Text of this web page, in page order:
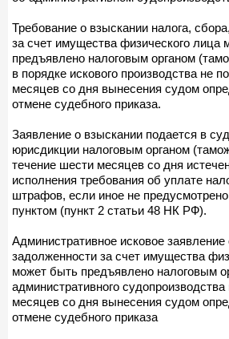
Требование о взыскании налога,
за счет имущества физического лица
предъявлено налоговым органом
в порядке искового производства не
месяцев со дня вынесения судом
отмене судебного приказа.
Заявление о взыскании подается в
юрисдикции налоговым органом
течение шести месяцев со дня
исполнения требования об уплате
штрафов, если иное не
пунктом (пункт 2 статьи 48 НК РФ).
Административное исковое заявление
задолженности за счет имущества
может быть предъявлено налоговым
административного
месяцев со дня вынесения судом
отмене судебного приказа